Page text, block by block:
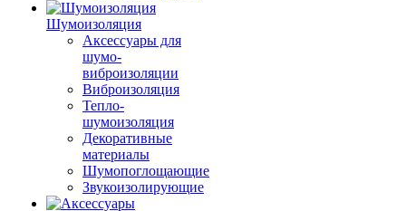
Шумоизоляция
Аксессуары для
шумо-
виброизоляции
Виброизоляция
Тепло-
шумоизоляция
Декоративные
материалы
Шумопоглощающие
Звукоизолирующие